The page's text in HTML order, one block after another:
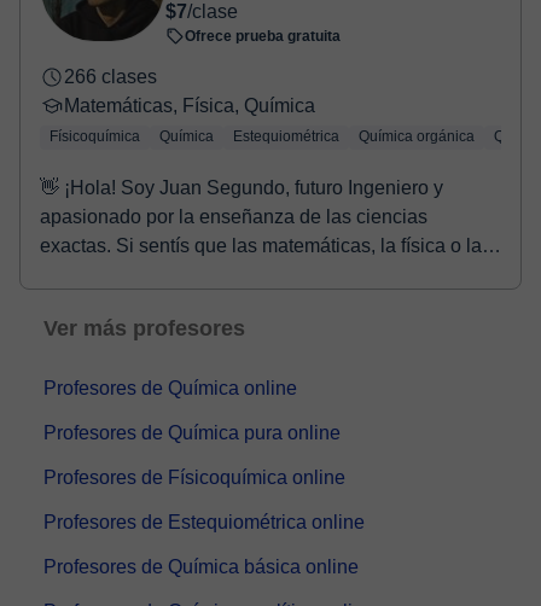
$7/clase
Ofrece prueba gratuita
266 clases
Matemáticas, Física, Química
Físicoquímica Química Estequiométrica Química orgánica
👋 ¡Hola! Soy Juan Segundo, futuro Ingeniero y
apasionado por la enseñanza de las ciencias
exactas. Si sentís que las matemáticas, la física o la
Ver más profesores
Profesores de Química online
Profesores de Química pura online
Profesores de Físicoquímica online
Profesores de Estequiométrica online
Profesores de Química básica online